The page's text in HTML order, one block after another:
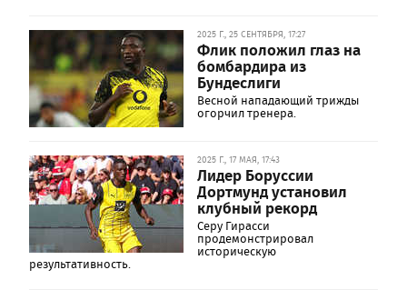
2025 Г., 25 СЕНТЯБРЯ, 17:27
Флик положил глаз на
бомбардира из
Бундеслиги
Весной нападающий трижды
огорчил тренера.
2025 Г., 17 МАЯ, 17:43
Лидер Боруссии
Дортмунд установил
клубный рекорд
Серу Гирасси
продемонстрировал
историческую
результативность.